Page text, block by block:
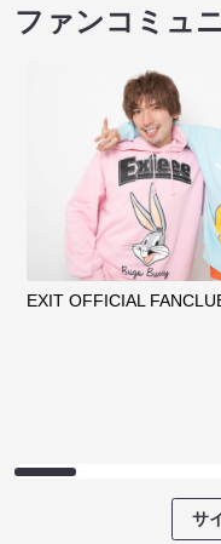
ファンコミュ
EXIT OFFICIAL
サ